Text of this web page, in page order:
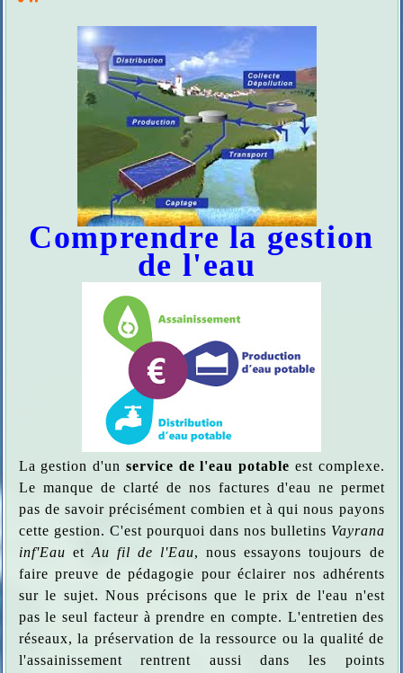
Comprendre la gestion
de l'eau
La gestion d'un service de l'eau potable est complexe.
Le manque de clarté de nos factures d'eau ne permet
pas de savoir précisément combien et à qui nous payons
cette gestion. C'est pourquoi dans nos bulletins Vayrana
inf'Eau et Au fil de l'Eau, nous essayons toujours de
faire preuve de pédagogie pour éclairer nos adhérents
sur le sujet. Nous précisons que le prix de l'eau n'est
pas le seul facteur à prendre en compte. L'entretien des
réseaux, la préservation de la ressource ou la qualité de
l'assainissement rentrent aussi dans les points